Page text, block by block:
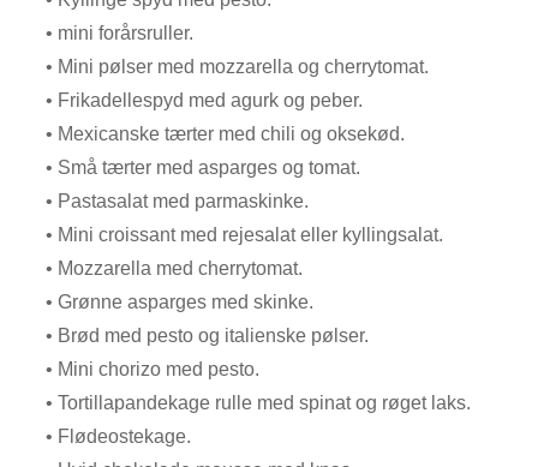
• mini forårsruller.
• Mini pølser med mozzarella og cherrytomat.
• Frikadellespyd med agurk og peber.
• Mexicanske tærter med chili og oksekød.
• Små tærter med asparges og tomat.
• Pastasalat med parmaskinke.
• Mini croissant med rejesalat eller kyllingsalat.
• Mozzarella med cherrytomat.
• Grønne asparges med skinke.
• Brød med pesto og italienske pølser.
• Mini chorizo med pesto.
• Tortillapandekage rulle med spinat og røget laks.
• Flødeostekage.